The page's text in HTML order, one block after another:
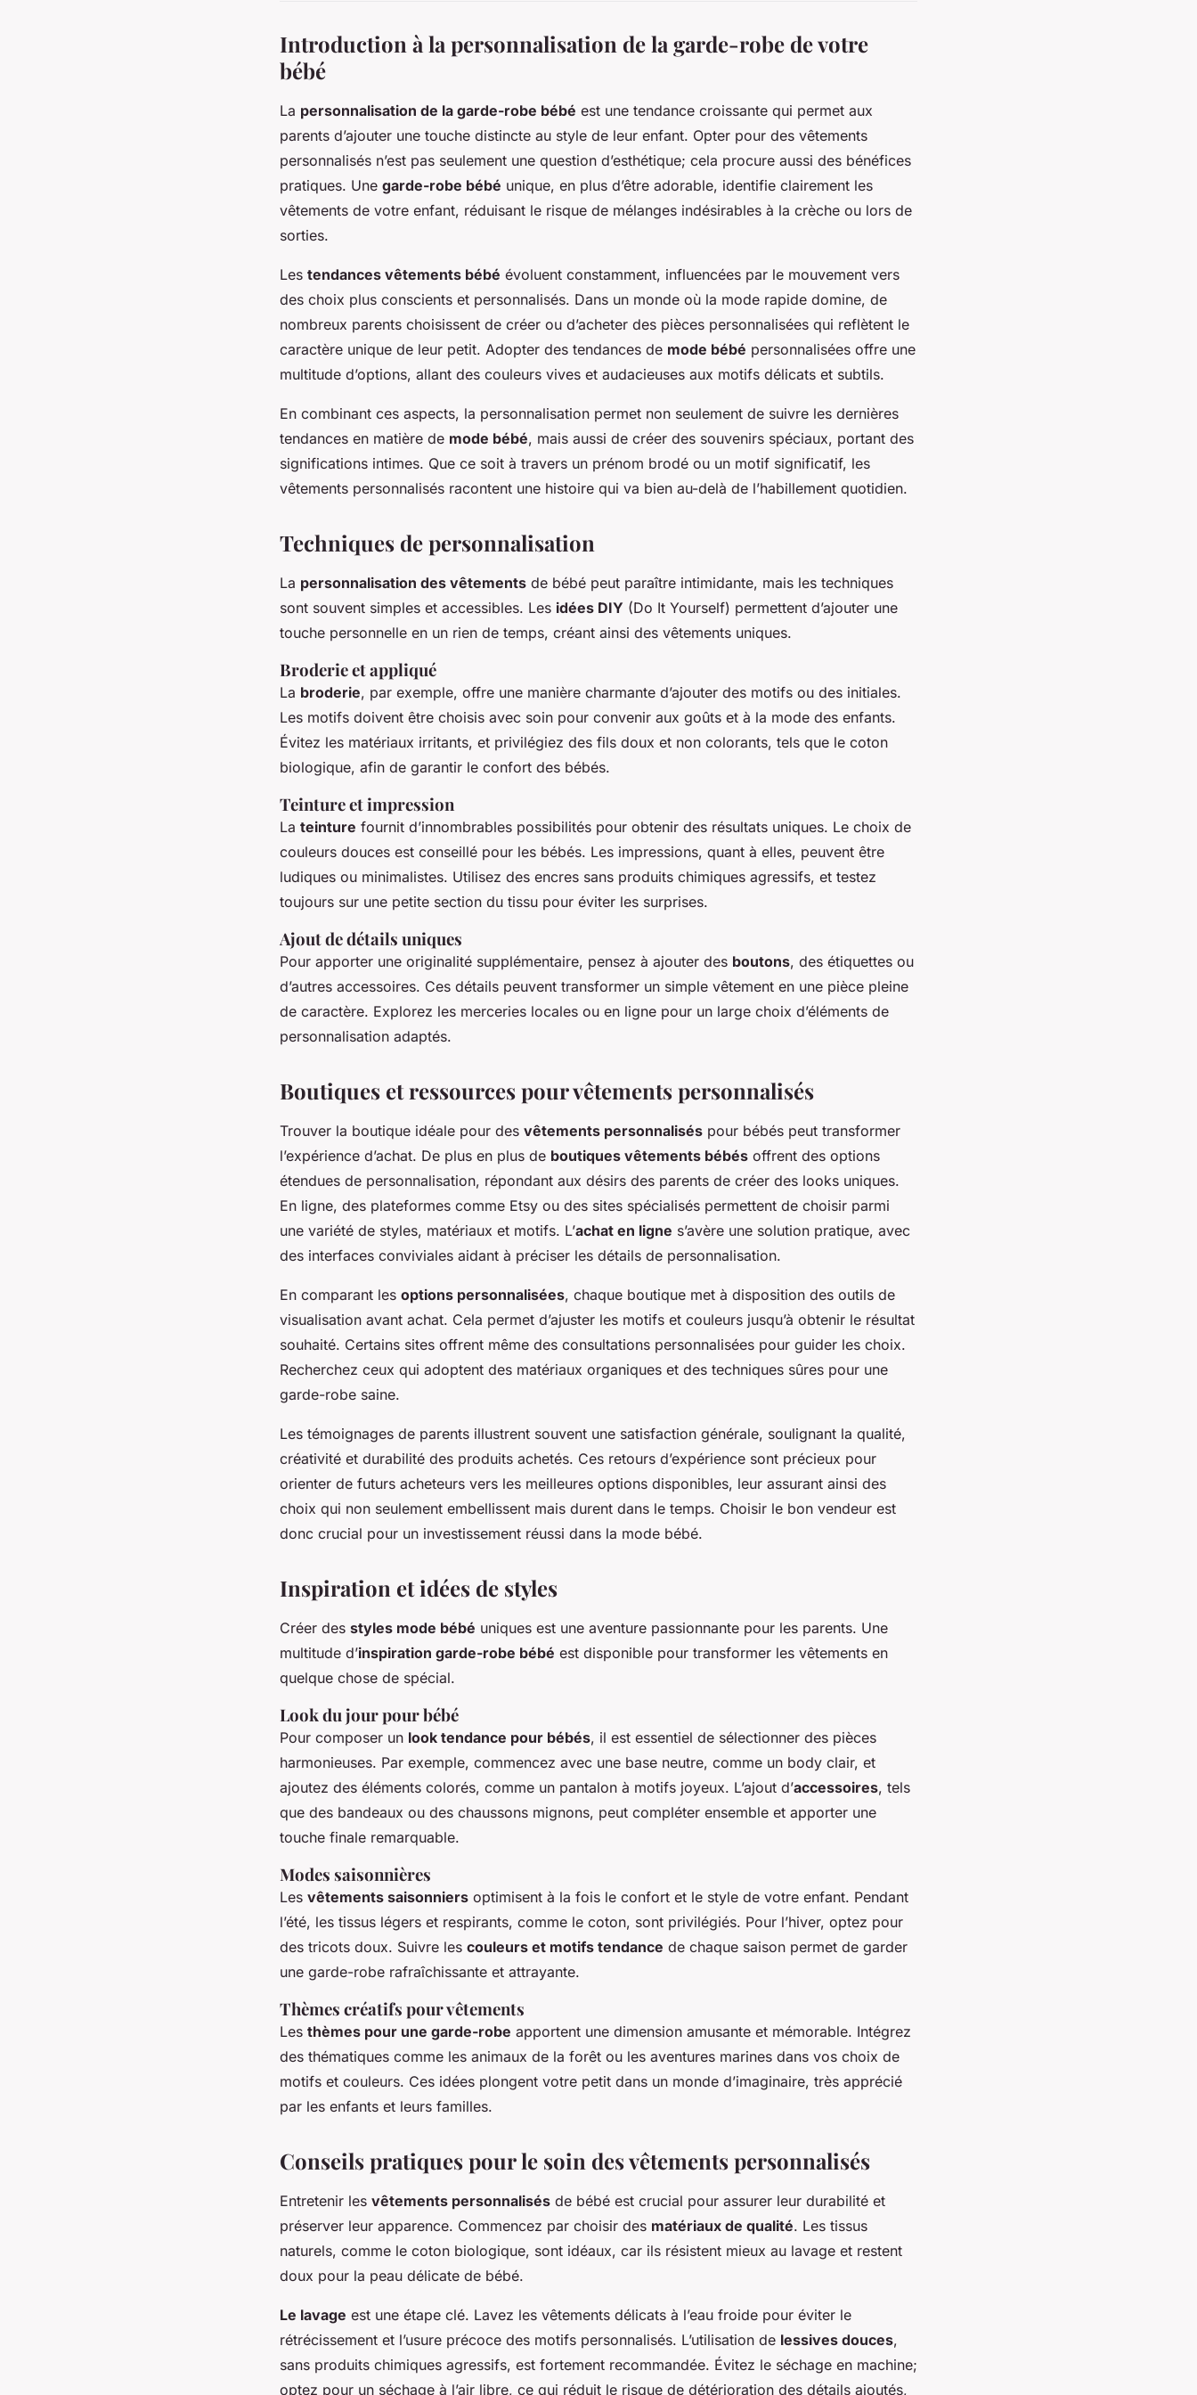
Introduction à la personnalisation de la garde-robe de votre
bébé
La personnalisation de la garde-robe bébé est une tendance croissante qui permet aux
parents d’ajouter une touche distincte au style de leur enfant. Opter pour des vêtements
personnalisés n’est pas seulement une question d’esthétique; cela procure aussi des bénéfices
pratiques. Une garde-robe bébé unique, en plus d’être adorable, identifie clairement les
vêtements de votre enfant, réduisant le risque de mélanges indésirables à la crèche ou lors de
sorties.
Les tendances vêtements bébé évoluent constamment, influencées par le mouvement vers
des choix plus conscients et personnalisés. Dans un monde où la mode rapide domine, de
nombreux parents choisissent de créer ou d’acheter des pièces personnalisées qui reflètent le
caractère unique de leur petit. Adopter des tendances de mode bébé personnalisées offre une
multitude d’options, allant des couleurs vives et audacieuses aux motifs délicats et subtils.
En combinant ces aspects, la personnalisation permet non seulement de suivre les dernières
tendances en matière de mode bébé, mais aussi de créer des souvenirs spéciaux, portant des
significations intimes. Que ce soit à travers un prénom brodé ou un motif significatif, les
vêtements personnalisés racontent une histoire qui va bien au-delà de l’habillement quotidien.
Techniques de personnalisation
La personnalisation des vêtements de bébé peut paraître intimidante, mais les techniques
sont souvent simples et accessibles. Les idées DIY (Do It Yourself) permettent d’ajouter une
touche personnelle en un rien de temps, créant ainsi des vêtements uniques.
Broderie et appliqué
La broderie, par exemple, offre une manière charmante d’ajouter des motifs ou des initiales.
Les motifs doivent être choisis avec soin pour convenir aux goûts et à la mode des enfants.
Évitez les matériaux irritants, et privilégiez des fils doux et non colorants, tels que le coton
biologique, afin de garantir le confort des bébés.
Teinture et impression
La teinture fournit d’innombrables possibilités pour obtenir des résultats uniques. Le choix de
couleurs douces est conseillé pour les bébés. Les impressions, quant à elles, peuvent être
ludiques ou minimalistes. Utilisez des encres sans produits chimiques agressifs, et testez
toujours sur une petite section du tissu pour éviter les surprises.
Ajout de détails uniques
Pour apporter une originalité supplémentaire, pensez à ajouter des boutons, des étiquettes ou
d’autres accessoires. Ces détails peuvent transformer un simple vêtement en une pièce pleine
de caractère. Explorez les merceries locales ou en ligne pour un large choix d’éléments de
personnalisation adaptés.
Boutiques et ressources pour vêtements personnalisés
Trouver la boutique idéale pour des vêtements personnalisés pour bébés peut transformer
l’expérience d’achat. De plus en plus de boutiques vêtements bébés offrent des options
étendues de personnalisation, répondant aux désirs des parents de créer des looks uniques.
En ligne, des plateformes comme Etsy ou des sites spécialisés permettent de choisir parmi
une variété de styles, matériaux et motifs. L’achat en ligne s’avère une solution pratique, avec
des interfaces conviviales aidant à préciser les détails de personnalisation.
En comparant les options personnalisées, chaque boutique met à disposition des outils de
visualisation avant achat. Cela permet d’ajuster les motifs et couleurs jusqu’à obtenir le résultat
souhaité. Certains sites offrent même des consultations personnalisées pour guider les choix.
Recherchez ceux qui adoptent des matériaux organiques et des techniques sûres pour une
garde-robe saine.
Les témoignages de parents illustrent souvent une satisfaction générale, soulignant la qualité,
créativité et durabilité des produits achetés. Ces retours d’expérience sont précieux pour
orienter de futurs acheteurs vers les meilleures options disponibles, leur assurant ainsi des
choix qui non seulement embellissent mais durent dans le temps. Choisir le bon vendeur est
donc crucial pour un investissement réussi dans la mode bébé.
Inspiration et idées de styles
Créer des styles mode bébé uniques est une aventure passionnante pour les parents. Une
multitude d’inspiration garde-robe bébé est disponible pour transformer les vêtements en
quelque chose de spécial.
Look du jour pour bébé
Pour composer un look tendance pour bébés, il est essentiel de sélectionner des pièces
harmonieuses. Par exemple, commencez avec une base neutre, comme un body clair, et
ajoutez des éléments colorés, comme un pantalon à motifs joyeux. L’ajout d’accessoires, tels
que des bandeaux ou des chaussons mignons, peut compléter ensemble et apporter une
touche finale remarquable.
Modes saisonnières
Les vêtements saisonniers optimisent à la fois le confort et le style de votre enfant. Pendant
l’été, les tissus légers et respirants, comme le coton, sont privilégiés. Pour l’hiver, optez pour
des tricots doux. Suivre les couleurs et motifs tendance de chaque saison permet de garder
une garde-robe rafraîchissante et attrayante.
Thèmes créatifs pour vêtements
Les thèmes pour une garde-robe apportent une dimension amusante et mémorable. Intégrez
des thématiques comme les animaux de la forêt ou les aventures marines dans vos choix de
motifs et couleurs. Ces idées plongent votre petit dans un monde d’imaginaire, très apprécié
par les enfants et leurs familles.
Conseils pratiques pour le soin des vêtements personnalisés
Entretenir les vêtements personnalisés de bébé est crucial pour assurer leur durabilité et
préserver leur apparence. Commencez par choisir des matériaux de qualité. Les tissus
naturels, comme le coton biologique, sont idéaux, car ils résistent mieux au lavage et restent
doux pour la peau délicate de bébé.
Le lavage est une étape clé. Lavez les vêtements délicats à l’eau froide pour éviter le
rétrécissement et l’usure précoce des motifs personnalisés. L’utilisation de lessives douces,
sans produits chimiques agressifs, est fortement recommandée. Évitez le séchage en machine;
optez pour un séchage à l’air libre, ce qui réduit le risque de détérioration des détails ajoutés,